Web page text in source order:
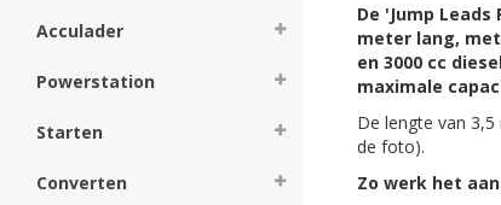
Acculader
Powerstation
Starten
Converten
De 'Jump
meter lang,
en 3000 cc
maximale
De lengte van
de foto).
Zo werk het